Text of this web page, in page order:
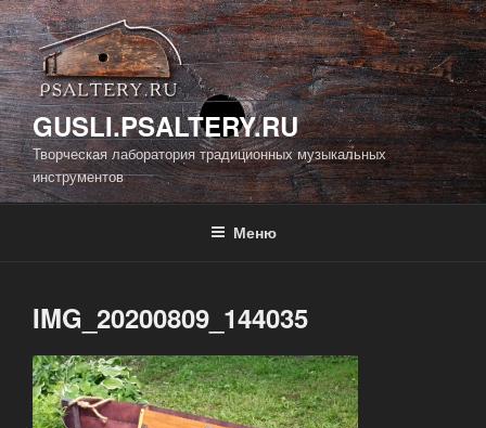
Перейти
к
содержимому
GUSLI.PSALTERY.RU
Творческая лаборатория традиционных музыкальных
инструментов
Меню
IMG_20200809_144035